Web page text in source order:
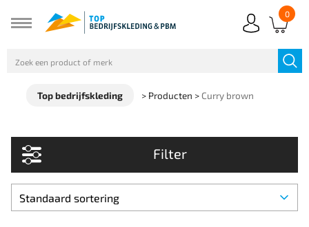
0
Top bedrijfskleding > Producten > Curry brown
Filter